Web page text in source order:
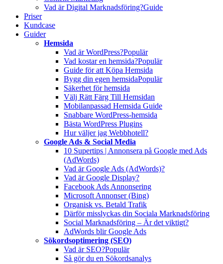
Vad är Digital Marknadsföring?Guide
Priser
Kundcase
Guider
Hemsida
Vad är WordPress?Populär
Vad kostar en hemsida?Populär
Guide för att Köpa Hemsida
Bygg din egen hemsidaPopulär
Säkerhet för hemsida
Välj Rätt Färg Till Hemsidan
Mobilanpassad Hemsida Guide
Snabbare WordPress-hemsida
Bästa WordPress Plugins
Hur väljer jag Webbhotell?
Google Ads & Social Media
10 Supertips | Annonsera på Google med Ads
(AdWords)
Vad är Google Ads (AdWords)?
Vad är Google Display?
Facebook Ads Annonsering
Microsoft Annonser (Bing)
Organisk vs. Betald Trafik
Därför misslyckas din Sociala Marknadsföring
Social Marknadsföring – Är det viktigt?
AdWords blir Google Ads
Sökordsoptimering (SEO)
Vad är SEO?Populär
Så gör du en Sökordsanalys